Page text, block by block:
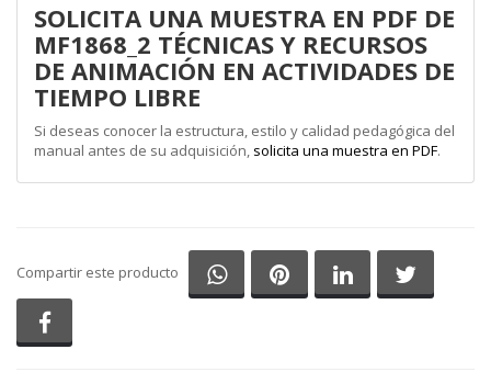
SOLICITA UNA MUESTRA EN PDF DE
MF1868_2 TÉCNICAS Y RECURSOS
DE ANIMACIÓN EN ACTIVIDADES DE
TIEMPO LIBRE
Si deseas conocer la estructura, estilo y calidad pedagógica del
manual antes de su adquisición, solicita una muestra en PDF.
Compartir este producto Compartir en Whatsapp
Compartir en Pinterest
Compartir en